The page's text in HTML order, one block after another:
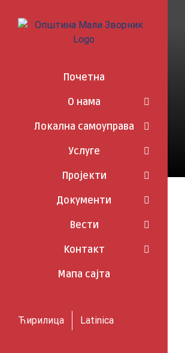
Почетна
О нама
Локална самоуправа
Услуге
Пројекти
Документи
Вести
Контакт
Мапа сајта
Ћирилица Latinica